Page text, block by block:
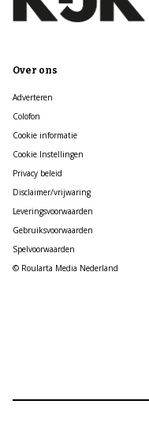
Over ons
Adverteren
Colofon
Cookie informatie
Cookie Instellingen
Privacy beleid
Disclaimer/vrijwaring
Leveringsvoorwaarden
Gebruiksvoorwaarden
Spelvoorwaarden
© Roularta Media Nederland